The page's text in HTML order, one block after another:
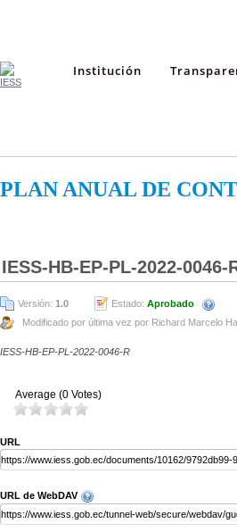
Institución
PLAN ANUAL DE
IESS-HB-EP-PL-2022-0046-
Versión: 1.0 Estado: Aprobado
Modificado por última vez por Richard Marcelo
IESS-HB-EP-PL-2022-0046-R
Average (0 Votes)
URL
URL de WebDAV